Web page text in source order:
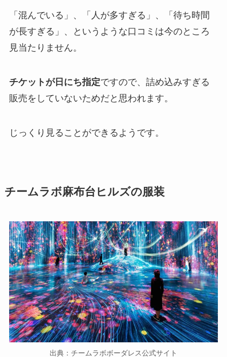
「混んでいる」、「人が多すぎる」、「待ち時間
が長すぎる」、というような口コミは今のところ
見当たりません。
チケットが日にち指定ですので、詰め込みすぎる
販売をしていないためだと思われます。
じっくり見ることができるようです。
チームラボ麻布台ヒルズの服装
出典：チームラボボーダレス公式サイト